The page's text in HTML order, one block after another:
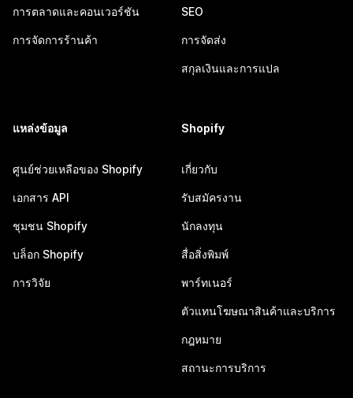
การตลาดและคอนเวอร์ชัน
การจัดการร้านค้า
SEO
การจัดส่ง
สกุลเงินและการแปล
แหล่งข้อมูล
ศูนย์ช่วยเหลือของ Shopify
เอกสาร API
ชุมชน Shopify
บล็อก Shopify
การวิจัย
Shopify
เกี่ยวกับ
รับสมัครงาน
นักลงทุน
สื่อสิ่งพิมพ์
พาร์ทเนอร์
ตัวแทนโฆษณาสินค้าและบริการ
กฎหมาย
สถานะการบริการ